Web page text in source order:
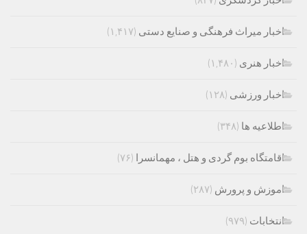
اخبار میراث فرهنگی و صنایع دستی (۱,۴۱۷)
اخبار هنری (۱,۴۸۰)
اخبار ورزشی (۱۲۸)
اطلاعیه ها (۳۴۸)
اقامتگاه بوم گردی و هتل ، مهمانسرا (۷۶)
اموزش و پرورش (۲۸۷)
انتخابات (۹۷۹)